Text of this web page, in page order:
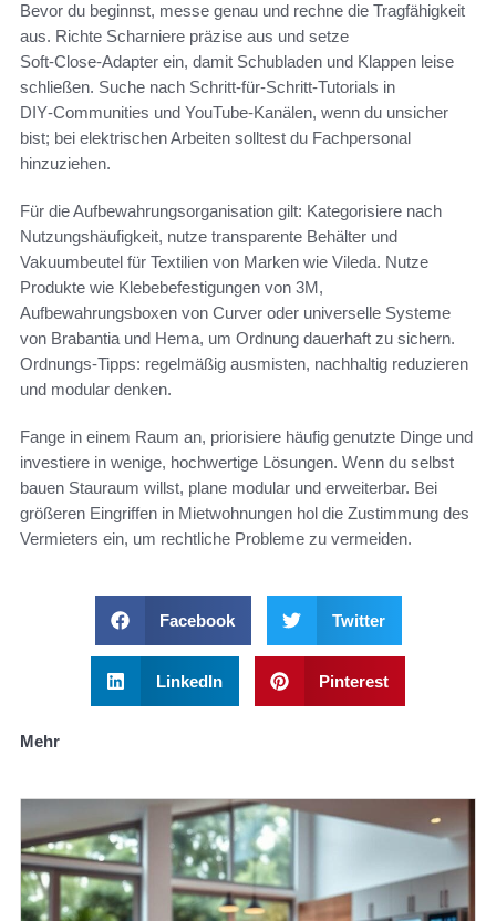
Bevor du beginnst, messe genau und rechne die Tragfähigkeit
aus. Richte Scharniere präzise aus und setze
Soft‑Close‑Adapter ein, damit Schubladen und Klappen leise
schließen. Suche nach Schritt‑für‑Schritt‑Tutorials in
DIY‑Communities und YouTube‑Kanälen, wenn du unsicher
bist; bei elektrischen Arbeiten solltest du Fachpersonal
hinzuziehen.
Für die Aufbewahrungsorganisation gilt: Kategorisiere nach
Nutzungshäufigkeit, nutze transparente Behälter und
Vakuumbeutel für Textilien von Marken wie Vileda. Nutze
Produkte wie Klebebefestigungen von 3M,
Aufbewahrungsboxen von Curver oder universelle Systeme
von Brabantia und Hema, um Ordnung dauerhaft zu sichern.
Ordnungs-Tipps: regelmäßig ausmisten, nachhaltig reduzieren
und modular denken.
Fange in einem Raum an, priorisiere häufig genutzte Dinge und
investiere in wenige, hochwertige Lösungen. Wenn du selbst
bauen Stauraum willst, plane modular und erweiterbar. Bei
größeren Eingriffen in Mietwohnungen hol die Zustimmung des
Vermieters ein, um rechtliche Probleme zu vermeiden.
Facebook Twitter
LinkedIn Pinterest
Mehr